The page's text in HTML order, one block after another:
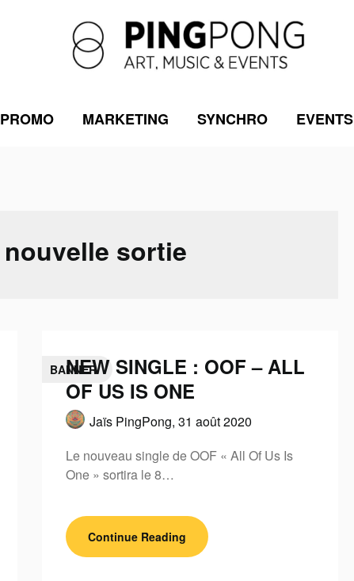
PROMO MARKETING SYNCHRO EVENTS
nouvelle sortie
BANNER
NEW SINGLE : OOF – ALL
OF US IS ONE
Jaïs PingPong, 31 août 2020
Le nouveau single de OOF « All Of Us Is
One » sortira le 8…
Continue Reading